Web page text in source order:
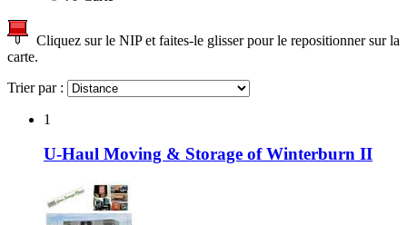
Cliquez sur le NIP et faites-le glisser pour le repositionner sur la
carte.
Trier par :
1
U-Haul Moving & Storage of Winterburn II